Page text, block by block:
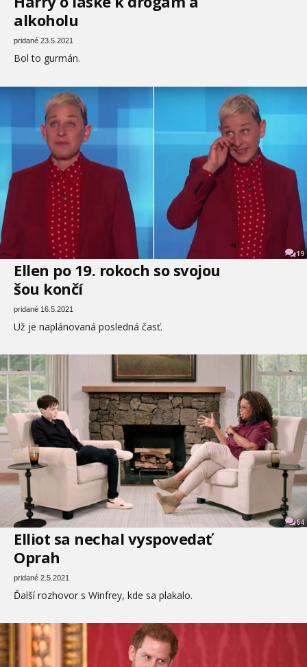
alkoholu
pridané 23.5.2021
Bol to gurmán.
19
Ellen po 19. rokoch so svojou
šou končí
pridané 16.5.2021
Už je naplánovaná posledná časť.
64
Elliot sa nechal vyspovedať
Oprah
pridané 2.5.2021
Ďalší rozhovor s Winfrey, kde sa plakalo.